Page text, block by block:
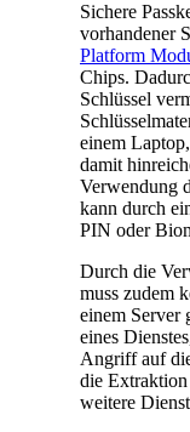
Sichere
vorhandener
Platform
Chips.
Schlüssel
einem
damit
Verwendung
kann durch
PIN oder
Durch die
muss zudem
einem Server
eines
Angriff auf
die
weitere